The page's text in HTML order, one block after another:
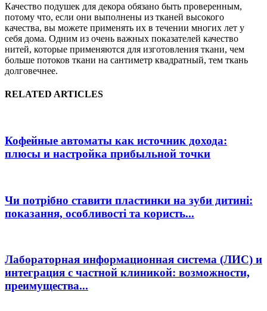
Качество подушек для декора обязано быть проверенным,
потому что, если они выполнены из тканей высокого
качества, вы можете применять их в течении многих лет у
себя дома. Одним из очень важных показателей качество
нитей, которые применяются для изготовления ткани, чем
больше потоков ткани на сантиметр квадратный, тем ткань
долговечнее.
RELATED ARTICLES
Кофейные автоматы как источник дохода:
плюсы и настройка прибыльной точки
Чи потрібно ставити пластинки на зуби дитині:
показання, особливості та користь...
Лабораторная информационная система (ЛИС) и
интеграция с частной клиникой: возможности,
преимущества...